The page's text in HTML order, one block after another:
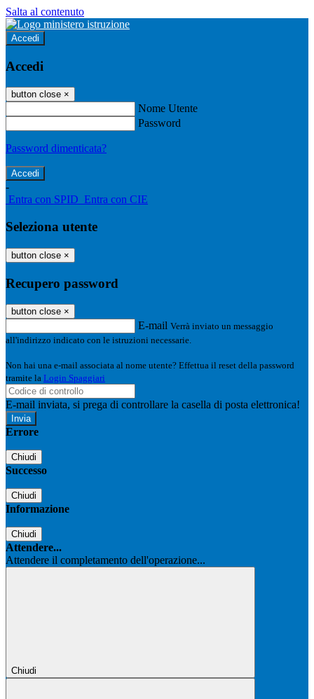
Salta al contenuto
Accedi
Accedi
button close ×
Nome Utente
Password
Password dimenticata?
-
Entra con SPID Entra con CIE
Seleziona utente
button close ×
Recupero password
button close ×
E-mail Verrà inviato un messaggio
all'indirizzo indicato con le istruzioni necessarie.
Non hai una e-mail associata al nome utente? Effettua il reset della password
tramite la Login Spaggiari
E-mail inviata, si prega di controllare la casella di posta elettronica!
Errore
Chiudi
Successo
Chiudi
Informazione
Chiudi
Attendere...
Attendere il completamento dell'operazione...
Chiudi